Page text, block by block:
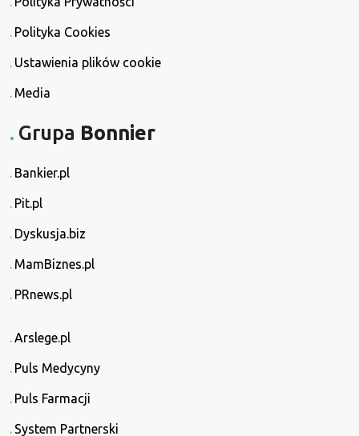
Polityka Cookies
Ustawienia plików cookie
Media
Grupa Bonnier
Bankier.pl
Pit.pl
Dyskusja.biz
MamBiznes.pl
PRnews.pl
Arslege.pl
Puls Medycyny
Puls Farmacji
System Partnerski